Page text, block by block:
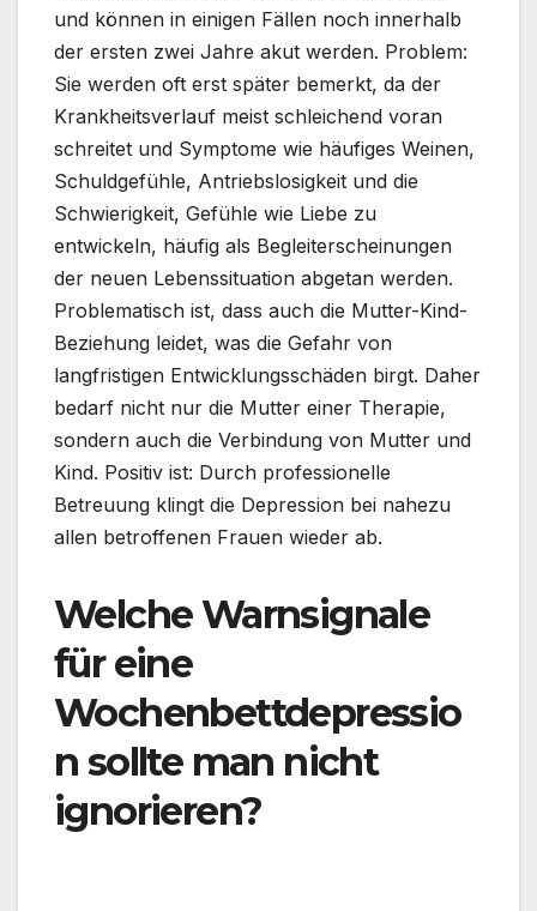
und können in einigen Fällen noch innerhalb
der ersten zwei Jahre akut werden. Problem:
Sie werden oft erst später bemerkt, da der
Krankheitsverlauf meist schleichend voran
schreitet und Symptome wie häufiges Weinen,
Schuldgefühle, Antriebslosigkeit und die
Schwierigkeit, Gefühle wie Liebe zu
entwickeln, häufig als Begleiterscheinungen
der neuen Lebenssituation abgetan werden.
Problematisch ist, dass auch die Mutter-Kind-
Beziehung leidet, was die Gefahr von
langfristigen Entwicklungsschäden birgt. Daher
bedarf nicht nur die Mutter einer Therapie,
sondern auch die Verbindung von Mutter und
Kind. Positiv ist: Durch professionelle
Betreuung klingt die Depression bei nahezu
allen betroffenen Frauen wieder ab.
Welche Warnsignale
für eine
Wochenbettdepressio
n sollte man nicht
ignorieren?